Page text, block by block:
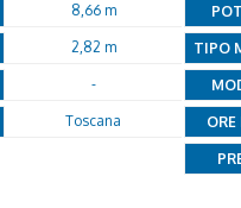
8,66 m
2,82 m TIPO
-
Toscana